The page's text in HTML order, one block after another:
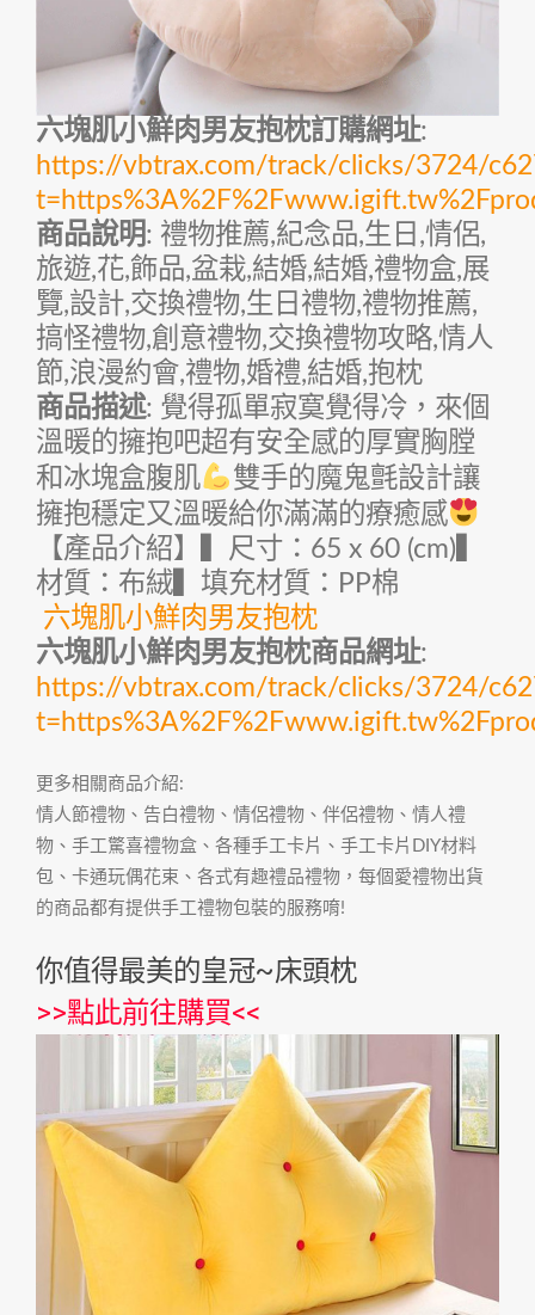
六塊肌小鮮肉男友抱枕訂購網址:
https://vbtrax.com/track/clicks/3724/
商品說明: 禮物推薦,紀念品,生日,情侶,
旅遊,花,飾品,盆栽,結婚,結婚,禮物盒,展
覽,設計,交換禮物,生日禮物,禮物推薦,
搞怪禮物,創意禮物,交換禮物攻略,情人
節,浪漫約會,禮物,婚禮,結婚,抱枕
商品描述: 覺得孤單寂寞覺得冷，來個
溫暖的擁抱吧超有安全感的厚實胸膛
和冰塊盒腹肌
雙手的魔鬼氈設計讓
擁抱穩定又溫暖給你滿滿的療癒感
【產品介紹】▍尺寸：65 x 60 (cm)▍
材質：布絨▍填充材質：PP棉
六塊肌小鮮肉男友抱枕
六塊肌小鮮肉男友抱枕商品網址:
https://vbtrax.com/track/clicks/3724/
更多相關商品介紹:
情人節禮物、告白禮物、情侶禮物、伴侶禮物、情人禮
物、手工驚喜禮物盒、各種手工卡片、手工卡片DIY材料
包、卡通玩偶花束、各式有趣禮品禮物，每個愛禮物出貨
的商品都有提供手工禮物包裝的服務唷!
你值得最美的皇冠~床頭枕
>>點此前往購買<<